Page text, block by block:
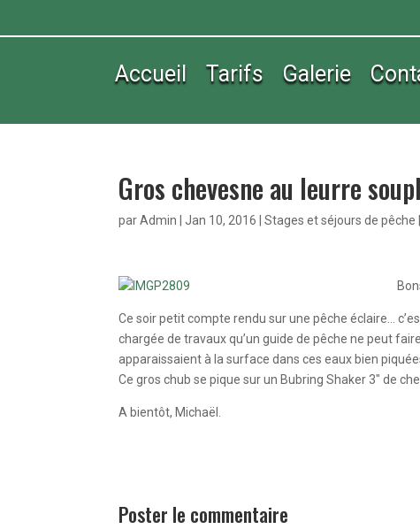
Accueil Tarifs Galerie
Gros chevesne au leurre
parAdmin |Jan 10, 2016 |Stages et séjours de pêche
Ce soir petit compte rendu sur une pêche éclaire…
chargée de travaux qu’un guide de pêche ne peut
apparaissaient à la surface dans ces eaux bien
Ce gros chub se pique sur un Bubring Shaker 3″ de
A bientôt, Michaël.
Poster le commentaire